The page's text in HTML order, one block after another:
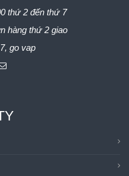
thứ 2 đến thứ 7
thứ 2 giao
go vap